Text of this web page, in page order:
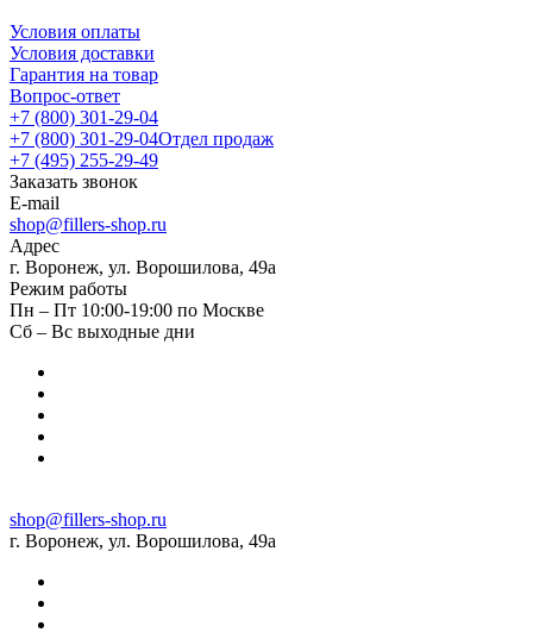
Условия оплаты
Условия доставки
Гарантия на товар
Вопрос-ответ
+7 (800) 301-29-04
+7 (800) 301-29-04Отдел продаж
+7 (495) 255-29-49
Заказать звонок
E-mail
shop@fillers-shop.ru
Адрес
г. Воронеж, ул. Ворошилова, 49а
Режим работы
Пн – Пт 10:00-19:00 по Москве
Сб – Вс выходные дни
shop@fillers-shop.ru
г. Воронеж, ул. Ворошилова, 49а